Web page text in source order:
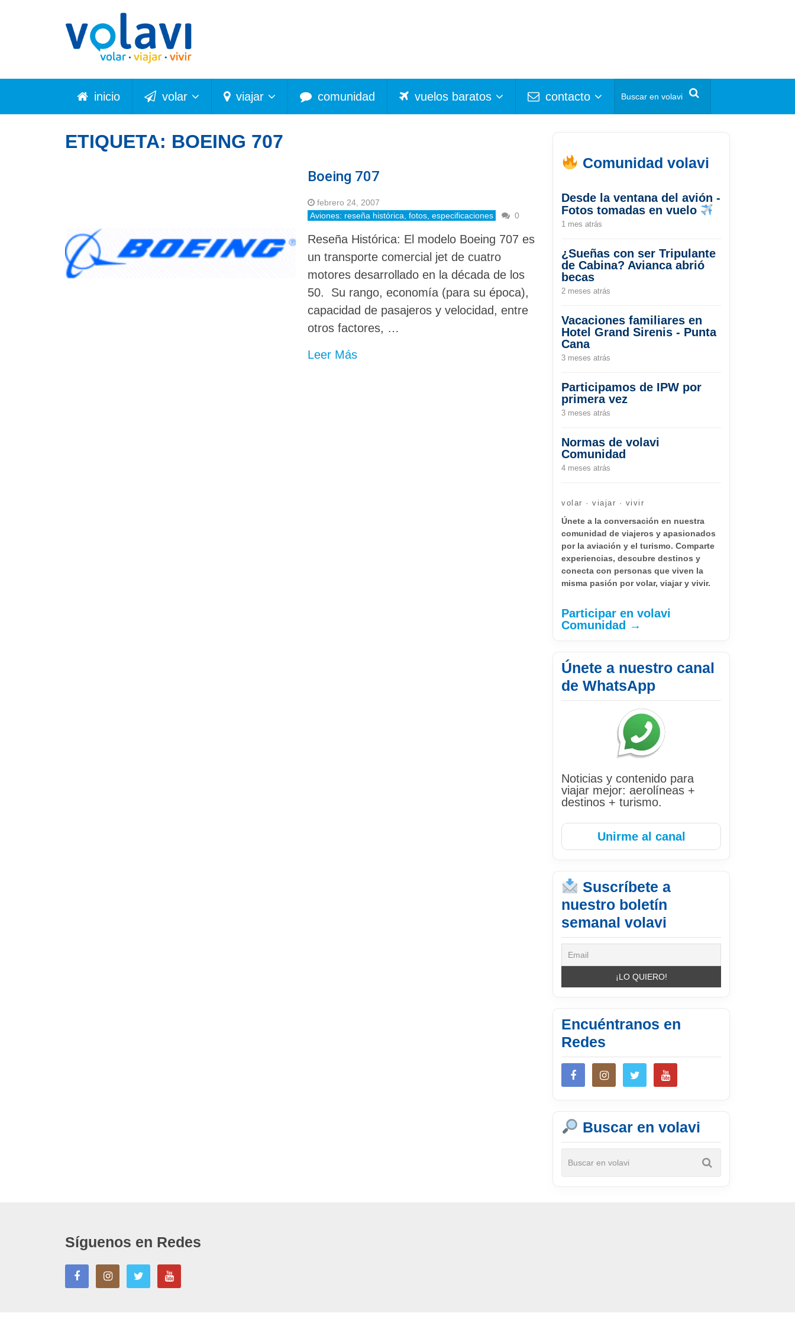
inicio volar viajar comunidad vuelos baratos contacto
ETIQUETA: BOEING 707
Boeing 707
febrero 24, 2007
Aviones: reseña histórica, fotos, especificaciones
0
Reseña Histórica: El modelo Boeing 707 es
un transporte comercial jet de cuatro
motores desarrollado en la década de los
50. Su rango, economía (para su época),
capacidad de pasajeros y velocidad, entre
otros factores, …
Leer Más
Comunidad volavi
Desde la ventana del avión -
Fotos tomadas en vuelo
1 mes atrás
¿Sueñas con ser Tripulante
de Cabina? Avianca abrió
becas
2 meses atrás
Vacaciones familiares en
Hotel Grand Sirenis - Punta
Cana
3 meses atrás
Participamos de IPW por
primera vez
3 meses atrás
Normas de volavi
Comunidad
4 meses atrás
volar · viajar · vivir
Únete a la conversación en nuestra
comunidad de viajeros y apasionados
por la aviación y el turismo. Comparte
experiencias, descubre destinos y
conecta con personas que viven la
misma pasión por volar, viajar y vivir.
Participar en volavi
Comunidad →
Únete a nuestro canal
de WhatsApp
Noticias y contenido para
viajar mejor: aerolíneas +
destinos + turismo.
Unirme al canal
Suscríbete a
nuestro boletín
semanal volavi
Encuéntranos en
Redes
Buscar en volavi
Síguenos en Redes